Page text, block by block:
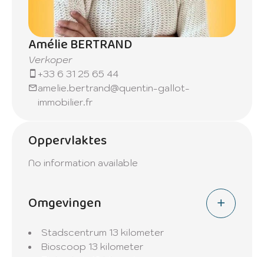
Amélie BERTRAND
Verkoper
+33 6 31 25 65 44
amelie.bertrand@quentin-gallot-
immobilier.fr
Oppervlaktes
No information available
Omgevingen
Stadscentrum 13 kilometer
Bioscoop 13 kilometer